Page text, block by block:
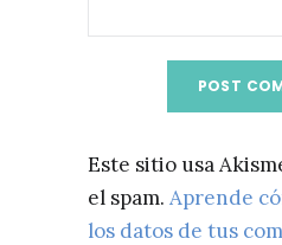
Este sitio usa
el spam. Aprende
los datos de tus